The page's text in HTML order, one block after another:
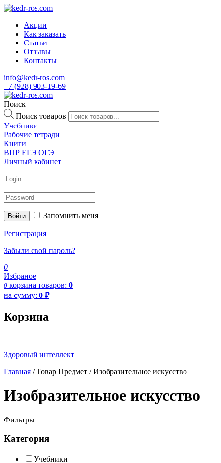
Акции
Как заказать
Статьи
Отзывы
Контакты
info@kedr-ros.com
+7 (928) 903-19-69
Поиск
Поиск товаров
Учебники
Рабочие тетради
Книги
ВПР ЕГЭ ОГЭ
Личный кабинет
Войти Запомнить меня
Регистрация
Забыли свой пароль?
0
Избраное
0 корзина товаров: 0
на сумму: 0 ₽
Корзина
Здоровый интеллект
Главная / Товар Предмет / Изобразительное искусство
Изобразительное искусство
Фильтры
Категория
Учебники